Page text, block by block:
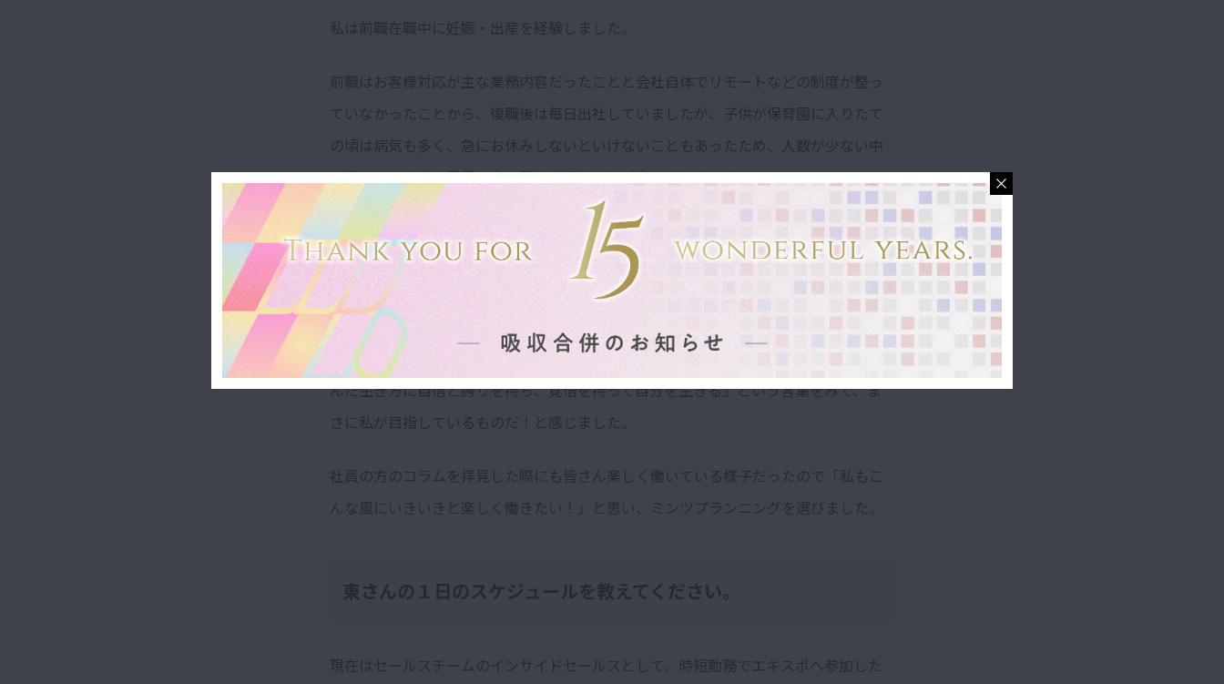
私は前職在職中に妊娠・出産を経験しました。
前職はお客様対応が主な業務内容だったことと会社自体でリモートなどの制度が整っ
ていなかったことから、復職後は毎日出社していましたが、子供が保育園に入りたて
の頃は病気も多く、急にお休みしないといけないこともあったため、人数が少ない中
で働いていたため周囲へ申し訳なく思うことが多々ありました。
また、店舗のInstagramアカウントの運用や、顧客獲得のための営業案などを考える機
会があったこともあり、SNSマーケティングに興味がありました。そんな中、リモー
ト勤務できる環境を探していた時に、Instagramで偶然ミンツプランニングに出会いま
した。
企業理念として掲げている『女性が輝き続けられるLIFEを』や『全ての女性が自ら選
んだ生き方に自信と誇りを持ち、覚悟を持って自分を生きる』という言葉をみて、ま
さに私が目指しているものだ！と感じました。
社員の方のコラムを拝見した際にも皆さん楽しく働いている様子だったので「私もこ
んな風にいきいきと楽しく働きたい！」と思い、ミンツプランニングを選びました。
東さんの１日のスケジュールを教えてください。
現在はセールスチームのインサイドセールスとして、時短勤務でエキスポへ参加した